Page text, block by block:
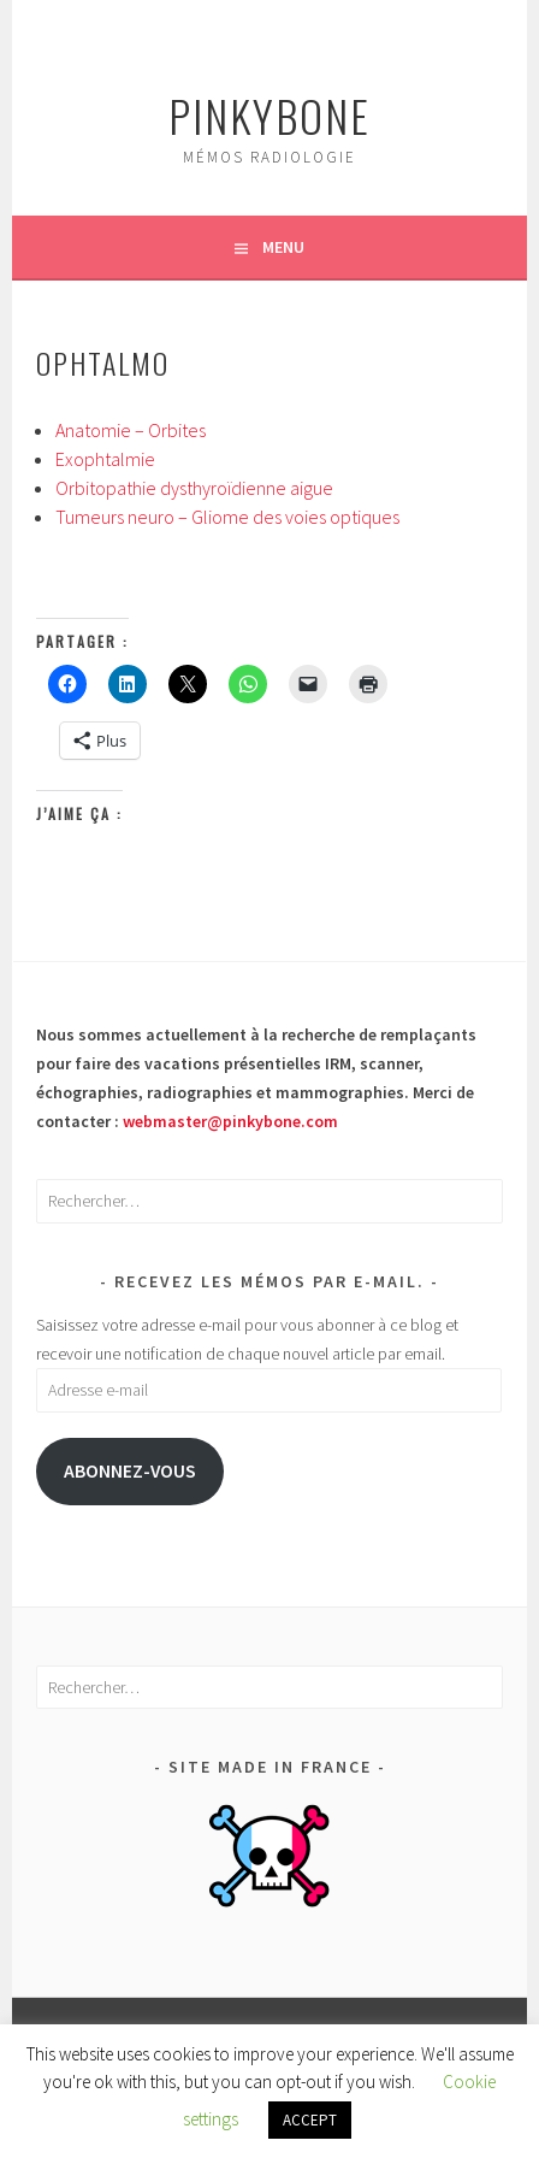
PINKYBONE
MÉMOS RADIOLOGIE
MENU
OPHTALMO
Anatomie – Orbites
Exophtalmie
Orbitopathie dysthyroïdienne aigue
Tumeurs neuro – Gliome des voies optiques
PARTAGER :
Plus
J’AIME ÇA :
Nous sommes actuellement à la recherche de remplaçants
pour faire des vacations présentielles IRM, scanner,
échographies, radiographies et mammographies. Merci de
contacter :webmaster@pinkybone.com
Rechercher :
RECEVEZ LES MÉMOS PAR E-MAIL.
Saisissez votre adresse e-mail pour vous abonner à ce blog et
recevoir une notification de chaque nouvel article par email.
Adresse
mail
ABONNEZ-VOUS
Rechercher :
SITE MADE IN FRANCE
FACEBOOKCONDITIONS
D’UTILISATION
POLITIQUE
CONFIDENTIALITÉ
ET
FIÈREMENT PROPULSÉ PAR WORDPRESS
PARWORDPRESS.COM
This website uses cookies to improve your experience. We'll assume
you're ok with this, but you can opt-out if you wish.
Cookie
settings
ACCEPT